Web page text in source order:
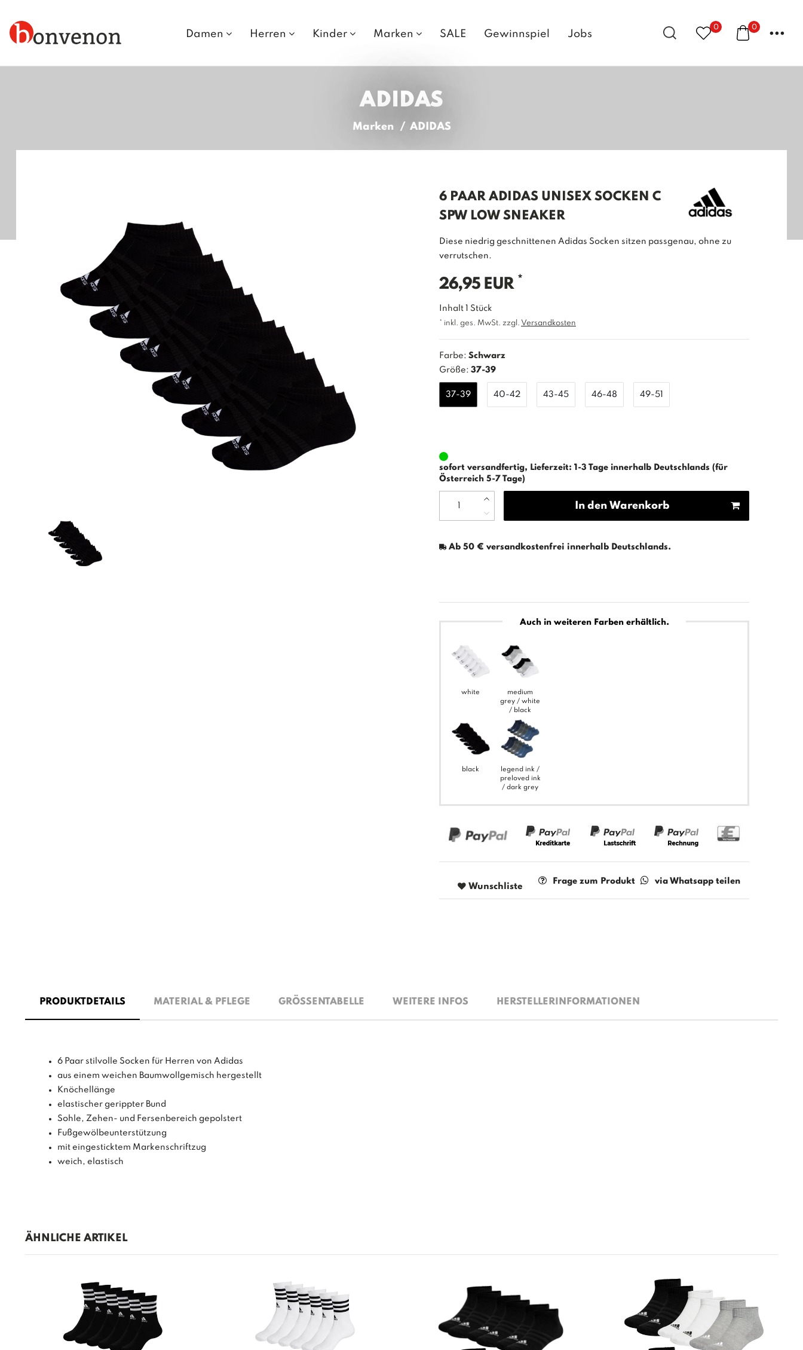
Damen Herren Kinder Marken SALE Gewinnspiel Jobs
0 0 ...
ADIDAS
Marken ADIDAS
6 PAAR ADIDAS UNISEX SOCKEN C
SPW LOW SNEAKER
Diese niedrig geschnittenen Adidas Socken sitzen passgenau, ohne zu
verrutschen.
26,95 EUR *
Inhalt Stück
* inkl. ges. MwSt. zzgl. Versandkosten
Farbe: Schwarz
Größe: 37-39
37-39 40-42 43-45 46-48 49-51
sofort versandfertig, Lieferzeit: 1-3 Tage innerhalb Deutschlands (für
Österreich 5-7 Tage)
In den Warenkorb
Ab 50 € versandkostenfrei innerhalb Deutschlands.
Auch in weiteren Farben erhältlich.
white
black
medium
grey / white
/ black
legend ink /
preloved ink
/ dark grey
Wunschliste
Frage zum Produkt via Whatsapp teilen
PRODUKTDETAILS MATERIAL & PFLEGE GRÖSSENTABELLE WEITERE INFOS HERSTELLERINFORMATIONEN
6 Paar stilvolle Socken für Herren von Adidas
aus einem weichen Baumwollgemisch hergestellt
Knöchellänge
elastischer gerippter Bund
Sohle, Zehen- und Fersenbereich gepolstert
Fußgewölbeunterstützung
mit eingesticktem Markenschriftzug
weich, elastisch
ÄHNLICHE ARTIKEL